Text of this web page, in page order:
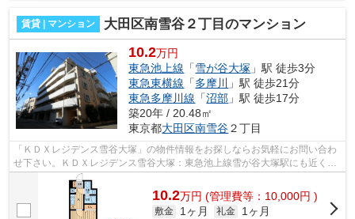
賃貸 | マンション 大田区南雪谷２丁目のマンション
10.2万円
東急池上線 「雪が谷大塚 」駅 徒歩3分
東急東横線 「多摩川
」駅 徒歩21分
東急多摩川線 「沼部 」駅 徒歩17分
築20年 / 20.48㎡
東京都大田区南雪谷２丁目
「ＫＤＸレジデンス雪谷大塚」の物件情報をお探しならお気軽にお問い合わ
せ下さい。ＫＤＸレジデンス雪谷大塚：東急池上線雪が谷大塚駅にも近くて
便利。造りとデザインに関して、自信...
10.2万円 (管理費等：10,000円 )
敷金 1ヶ月 礼金
1ヶ月